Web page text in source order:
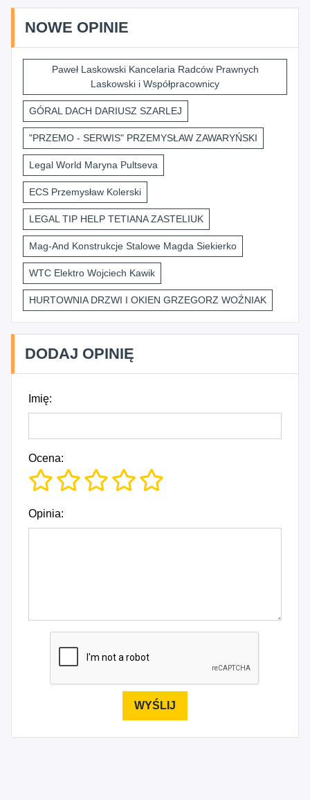
NOWE OPINIE
Paweł Laskowski Kancelaria Radców Prawnych
Laskowski i Współpracownicy
GÓRAL DACH DARIUSZ SZARLEJ
"PRZEMO - SERWIS" PRZEMYSŁAW ZAWARYŃSKI
Legal World Maryna Pultseva
ECS Przemysław Kolerski
LEGAL TIP HELP TETIANA ZASTELIUK
Mag-And Konstrukcje Stalowe Magda Siekierko
WTC Elektro Wojciech Kawik
HURTOWNIA DRZWI I OKIEN GRZEGORZ WOŹNIAK
DODAJ OPINIĘ
Imię:
Ocena:
Opinia: